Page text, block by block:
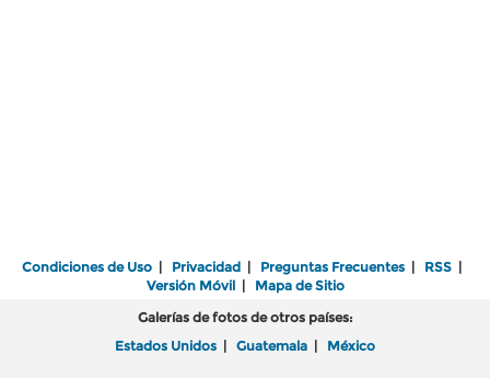
Condiciones de Uso | Privacidad | Preguntas Frecuentes | RSS |
Versión Móvil| Mapa de Sitio
Galerías de fotos de otros países:
Estados Unidos | Guatemala | México